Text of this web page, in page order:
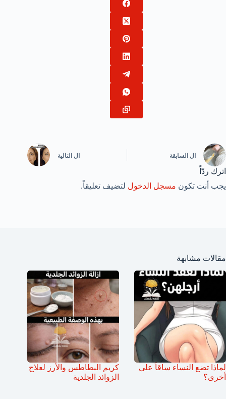
ال السابقة ال التالية
اترك ردّاً
يجب أنت تكون مسجل الدخول لتضيف تعليقاً.
مقالات مشابهة
لماذا تضع النساء ساقاً على
أخرى؟
كريم البطاطس والأرز لعلاج
الزوائد الجلدية